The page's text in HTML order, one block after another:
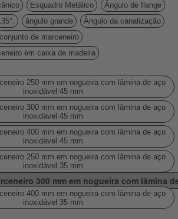
Esquadro Metálico
Ângulo de flange
ângulo grande
Ângulo da canalização
conjunto de marceneiro
em caixa de madeira
250 mm em nogueira com lâmina de aço
inoxidável 45 mm
300 mm em nogueira com lâmina de aço
inoxidável 45 mm
400 mm em nogueira com lâmina de aço
inoxidável 45 mm
250 mm em nogueira com lâmina de aço
inoxidável 35 mm
300 mm em nogueira com lâmina
400 mm em nogueira com lâmina de aço
inoxidável 35 mm